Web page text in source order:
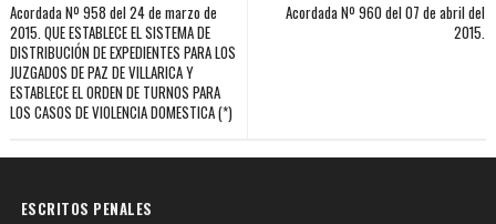
Acordada Nº 960 del 07 de abril del
2015.
Acordada Nº 958 del 24 de marzo de
2015. QUE ESTABLECE EL SISTEMA DE
DISTRIBUCIÓN DE EXPEDIENTES PARA LOS
JUZGADOS DE PAZ DE VILLARICA Y
ESTABLECE EL ORDEN DE TURNOS PARA
LOS CASOS DE VIOLENCIA DOMESTICA (*)
ESCRITOS PENALES